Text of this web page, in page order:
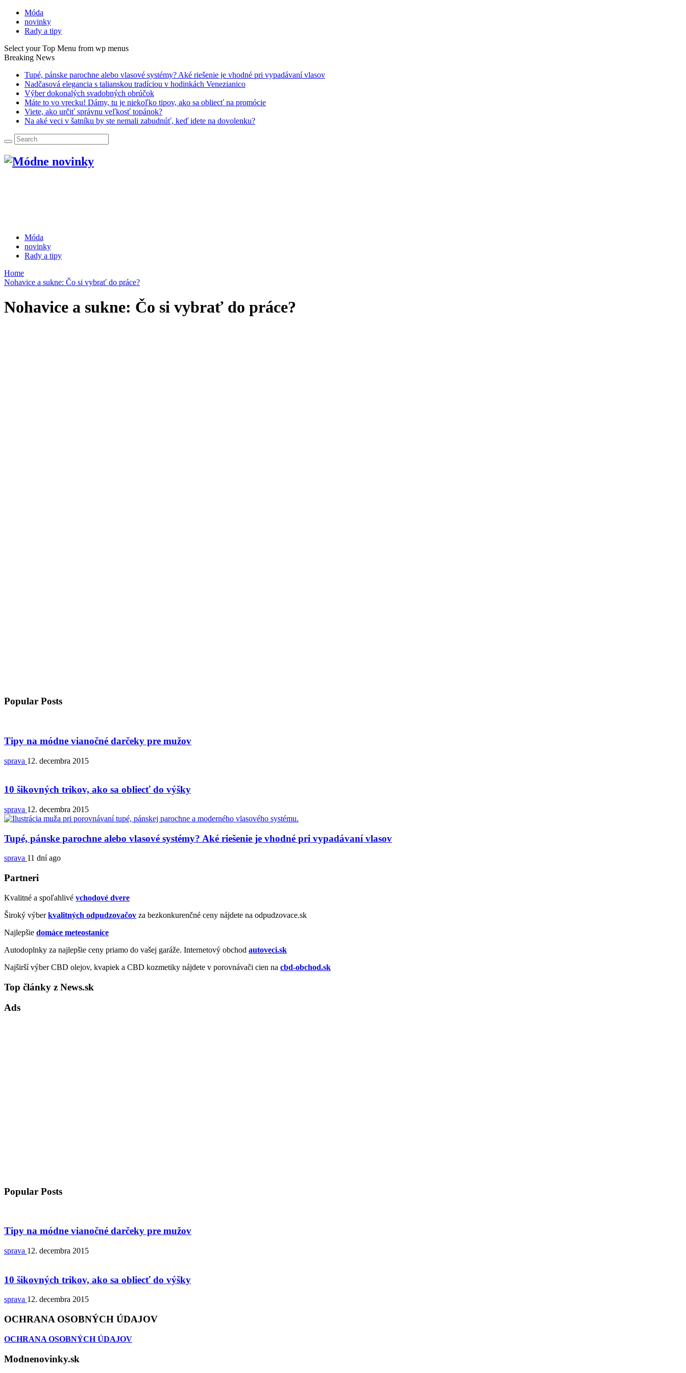
Móda
novinky
Rady a tipy
Select your Top Menu from wp menus
Breaking News
Tupé, pánske parochne alebo vlasové systémy? Aké riešenie je vhodné pri vypadávaní vlasov
Nadčasová elegancia s talianskou tradíciou v hodinkách Venezianico
Výber dokonalých svadobných obrúčok
Máte to vo vrecku! Dámy, tu je niekoľko tipov, ako sa obliecť na promócie
Viete, ako určiť správnu veľkosť topánok?
Na aké veci v šatníku by ste nemali zabudnúť, keď idete na dovolenku?
Móda
novinky
Rady a tipy
Home
Nohavice a sukne: Čo si vybrať do práce?
Nohavice a sukne: Čo si vybrať do práce?
Popular Posts
Tipy na módne vianočné darčeky pre mužov
sprava 12. decembra 2015
10 šikovných trikov, ako sa obliecť do výšky
sprava 12. decembra 2015
Tupé, pánske parochne alebo vlasové systémy? Aké riešenie je vhodné pri vypadávaní vlasov
sprava 11 dní ago
Partneri
Kvalitné a spoľahlivé vchodové dvere
Široký výberkvalitných odpudzovačov za bezkonkurenčné ceny nájdete na odpudzovace.sk
Najlepšie domáce meteostanice
Autodoplnky za najlepšie ceny priamo do vašej garáže. Internetový obchod autoveci.sk
Najširší výber CBD olejov, kvapiek a CBD kozmetiky nájdete v porovnávači cien na cbd-obchod.sk
Top články z News.sk
Ads
Popular Posts
Tipy na módne vianočné darčeky pre mužov
sprava 12. decembra 2015
10 šikovných trikov, ako sa obliecť do výšky
sprava 12. decembra 2015
OCHRANA OSOBNÝCH ÚDAJOV
OCHRANA OSOBNÝCH ÚDAJOV
Modnenovinky.sk